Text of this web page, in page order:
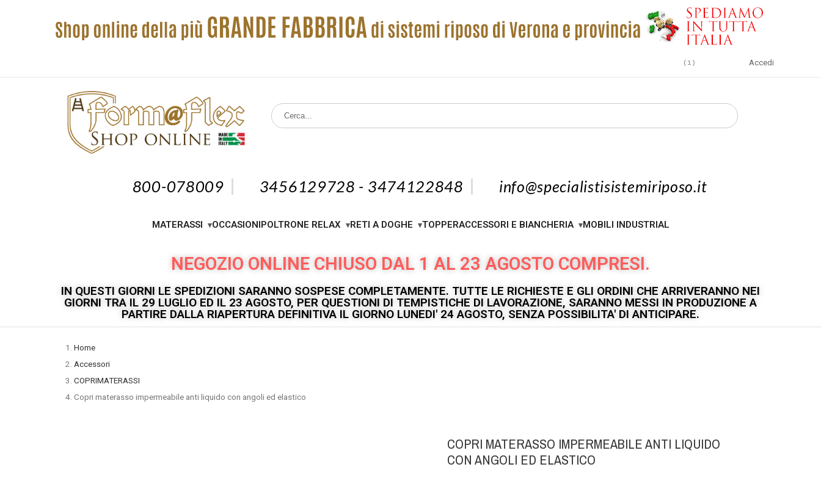
1 Accedi
800-078009 3456129728 - 3474122848 info@specialistisistemiriposo.it
MATERASSI OCCASIONIPOLTRONE RELAX RETI A DOGHE TOPPERACCESSORI E BIANCHERIA MOBILI INDUSTRIAL
NEGOZIO ONLINE CHIUSO DAL 1 AL 23 AGOSTO COMPRESI.
IN QUESTI GIORNI LE SPEDIZIONI SARANNO SOSPESE COMPLETAMENTE. TUTTE LE RICHIESTE E GLI ORDINI CHE ARRIVERANNO NEI
GIORNI TRA IL 29 LUGLIO ED IL 23 AGOSTO, PER QUESTIONI DI TEMPISTICHE DI LAVORAZIONE, SARANNO MESSI IN PRODUZIONE A
PARTIRE DALLA RIAPERTURA DEFINITIVA IL GIORNO LUNEDI' 24 AGOSTO, SENZA POSSIBILITA' DI ANTICIPARE.
Home
Accessori
COPRIMATERASSI
Copri materasso impermeabile anti liquido con angoli ed elastico
COPRI MATERASSO IMPERMEABILE ANTI LIQUIDO
CON ANGOLI ED ELASTICO